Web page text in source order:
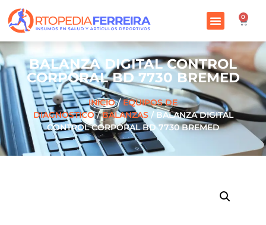
0
BALANZA DIGITAL CONTROL
CORPORAL BD 7730 BREMED
INICIO/EQUIPOS DE
DIAGNOSTICO/BALANZAS/ BALANZA DIGITAL
CONTROL CORPORAL BD 7730 BREMED